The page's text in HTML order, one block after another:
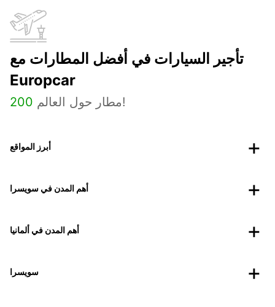
تأجير السيارات في أفضل المطارات مع
Europcar
200 مطار حول العالم!
أبرز المواقع
أهم المدن في سويسرا
أهم المدن في ألمانيا
سويسرا